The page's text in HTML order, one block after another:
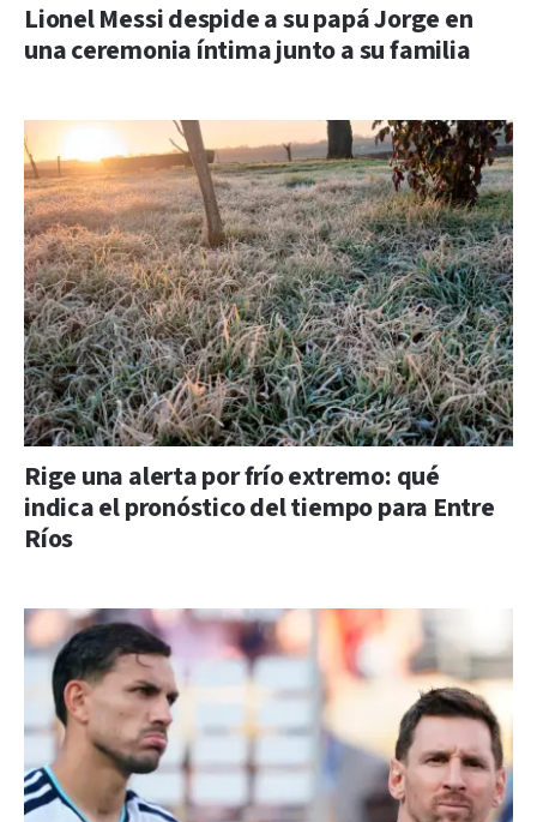
Lionel Messi despide a su papá Jorge en
una ceremonia íntima junto a su familia
Rige una alerta por frío extremo: qué
indica el pronóstico del tiempo para Entre
Ríos